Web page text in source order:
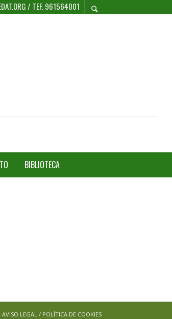
/ TEF. 961564001
BIBLIOTECA
AVISO LEGAL / POLÍTICA DE COOKIES